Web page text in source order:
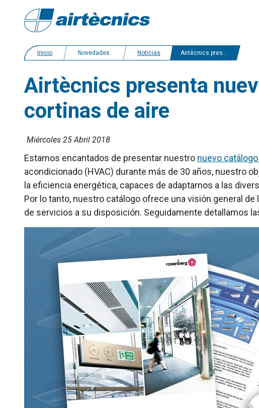
Inicio Novedades Noticias Airtècnics presenta nuevo catálogo 2018: diseño actual y más cortinas de aire
Airtècnics presenta
cortinas de aire
Miércoles 25 Abril 2018
Estamos encantados de presentar nuestro nuevo
acondicionado (HVAC) durante más de 30 años, nuestro
la eficiencia energética, capaces de adaptarnos a las
Por lo tanto, nuestro catálogo ofrece una visión general
de servicios a su disposición. Seguidamente detallamos